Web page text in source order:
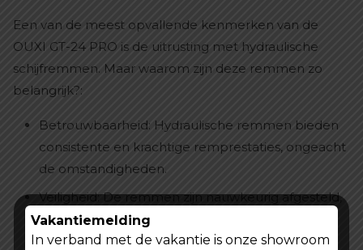
Een van de meest opvallende kenmerken van de
OUXI GT-24 PRO is de uitrusting met hydraulische
schijfremmen. Maar waarom zijn deze remmen zo
belangrijk?:
Betrouwbaarheid: Hydraulische remmen bieden
consistente en krachtige remprestaties, ongeacht
de omstandigheden.
Veiligheid: De remmen zijn nauwkeurig afgesteld,
wat zorgt voor een kortere remafstand en meer
controle.
Vakantiemelding
In verband met de vakantie is onze showroom